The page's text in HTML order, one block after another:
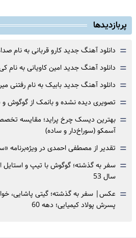
پربازدیدها
= دانلود آهنگ جدید کارو قربانی به نام
= دانلود آهنگ جدید امین کاویانی به نام
= دانلود آهنگ جدید بابیک به نام رفتنی
= تصویری دیده نشده و بانمک از گوگوش
= بهترین دیسک چرخ پراید؛ مقایسه
آسمکو (سوراخ‌دار و ساده)
= تقدیر از مصطفی احمدی در ویژه‌برنامه
=
سال 53
= عکس| سفر به گذشته؛ گیتی پاشایی،
پسرش پولاد کیمیایی؛ دهه 60